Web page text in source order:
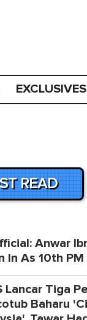
EXCLUSIVES
READ
Anwar
In As 10th PM
Lancar Tiga
Baharu